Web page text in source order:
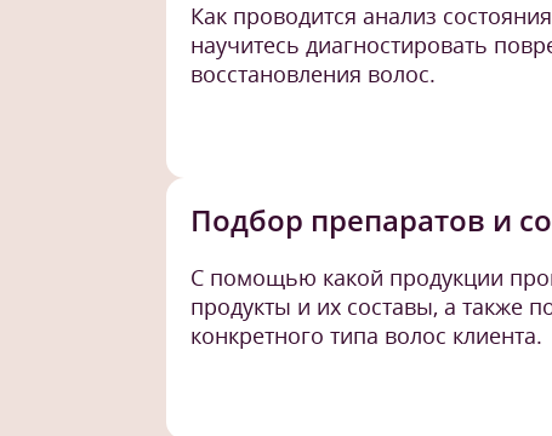
Как проводится анализ
научитесь диагностировать
восстановления волос.
Подбор препаратов и
С помощью какой продукции
продукты и их составы, а также
конкретного типа волос клиента.